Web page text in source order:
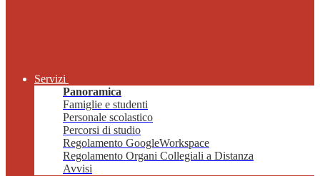
Servizi
Panoramica
Famiglie e studenti
Personale scolastico
Percorsi di studio
Regolamento GoogleWorkspace
Regolamento Organi Collegiali a Distanza
Avvisi